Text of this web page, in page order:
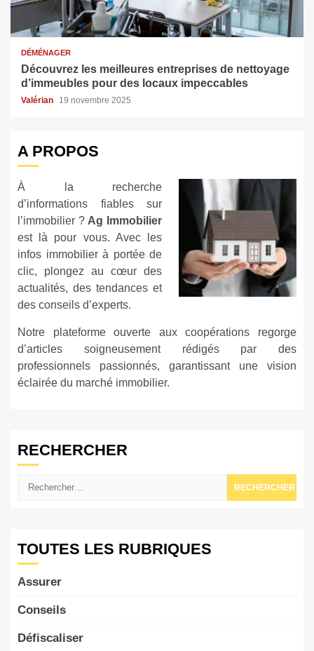
DÉMÉNAGER
Découvrez les meilleures entreprises de nettoyage
d’immeubles pour des locaux impeccables
Valérian 19 novembre 2025
A PROPOS
À la recherche
d’informations fiables sur
l’immobilier ? Ag Immobilier
est là pour vous. Avec les
infos immobilier à portée de
clic, plongez au cœur des
actualités, des tendances et
des conseils d’experts.
Notre plateforme ouverte aux coopérations regorge
d’articles soigneusement rédigés par des
professionnels passionnés, garantissant une vision
éclairée du marché immobilier.
RECHERCHER
Rechercher :
TOUTES LES RUBRIQUES
Assurer
Conseils
Défiscaliser